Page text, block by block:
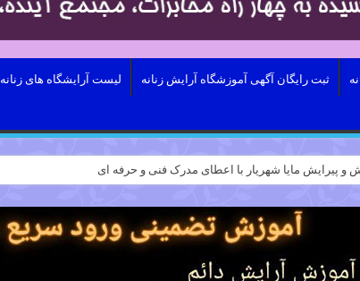
ثبت رایگان آگهی آموزشگاه آرایش زنانه لیست آرایشگاه های زنانه
و پیرایش مایا شهریار با اعطای مدرک فنی و حرفه ای